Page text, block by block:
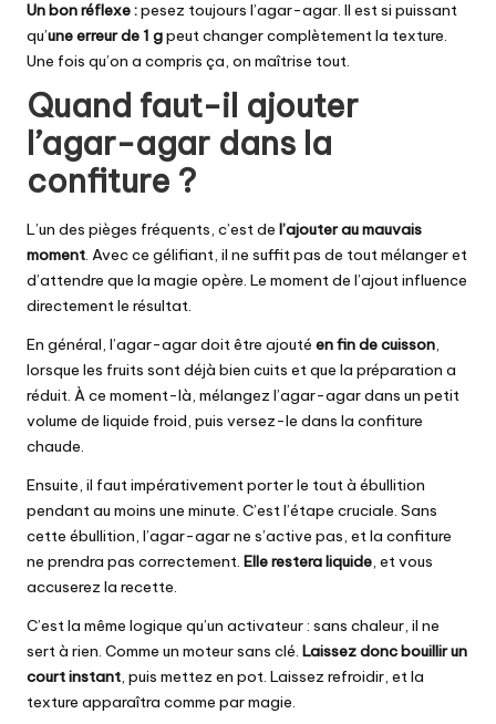
Un bon réflexe :pesez toujours l’agar-agar. Il est si puissant
qu’une erreur de 1 gpeut changer complètement la texture.
Une fois qu’on a compris ça, on maîtrise tout.
Quand faut-il ajouter
l’agar-agar dans la
confiture ?
L’un des pièges fréquents, c’est de l’ajouter au mauvais
moment. Avec ce gélifiant, il ne suffit pas de tout mélanger et
d’attendre que la magie opère. Le moment de l’ajout influence
directement le résultat.
En général, l’agar-agar doit être ajouté en fin de cuisson,
lorsque les fruits sont déjà bien cuits et que la préparation a
réduit. À ce moment-là, mélangez l’agar-agar dans un petit
volume de liquide froid, puis versez-le dans la confiture
chaude.
Ensuite, il faut impérativement porter le tout à ébullition
pendant au moins une minute. C’est l’étape cruciale. Sans
cette ébullition, l’agar-agar ne s’active pas, et la confiture
ne prendra pas correctement. Elle restera liquide, et vous
accuserez la recette.
C’est la même logique qu’un activateur : sans chaleur, il ne
sert à rien. Comme un moteur sans clé. Laissez donc bouillir un
court instant, puis mettez en pot. Laissez refroidir, et la
texture apparaîtra comme par magie.